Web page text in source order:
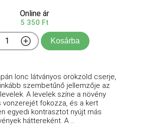
Online ár
5 350 Ft
Kosárba
lonc látványos örökzöld cserje,
szembetűnő jellemzője az
A levelek színe a növény
vonzerejét fokozza, és a kert
egyedi kontrasztot nyújt más
háttereként. A ...